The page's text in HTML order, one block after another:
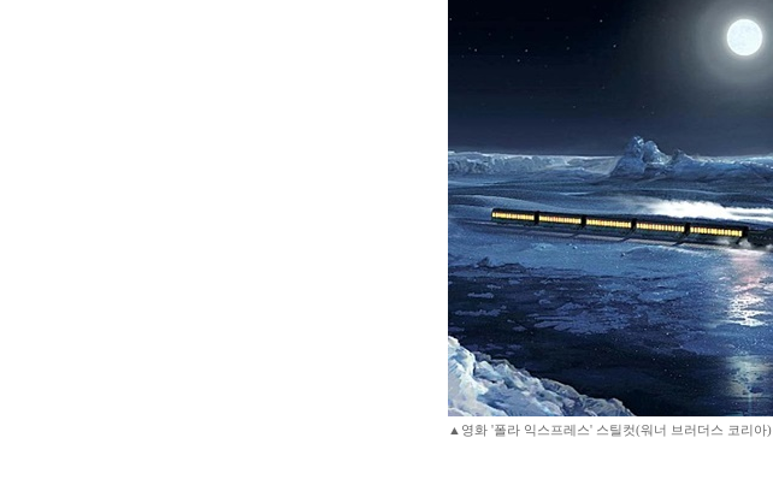
▲영화 '폴라 익스프레스' 스틸컷(워너 브러더스 코리아)